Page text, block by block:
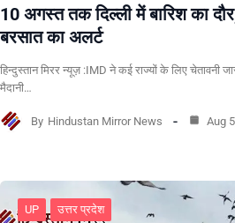
10 अगस्त तक दिल्ली में बारिश का
बरसात का अलर्ट
हिन्दुस्तान मिरर न्यूज़ :IMD ने कई राज्यों के लिए चेतावनी
मैदानी…
By Hindustan Mirror News Aug
UP उत्तर प्रदेश